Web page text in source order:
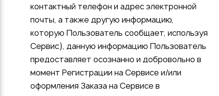
контактный телефон и адрес электронной
почты, а также другую информацию,
которую Пользователь сообщает, используя
Сервис), данную информацию Пользователь
предоставляет осознанно и добровольно в
момент Регистрации на Сервисе и/или
оформления Заказа на Сервисе в